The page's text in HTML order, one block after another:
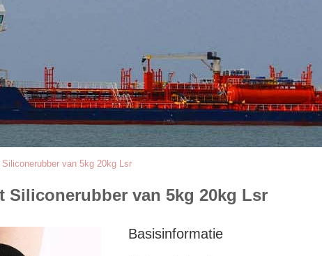
van 5kg 20kg Lsr
Siliconerubber van 5kg 20kg Lsr
Basisinformatie